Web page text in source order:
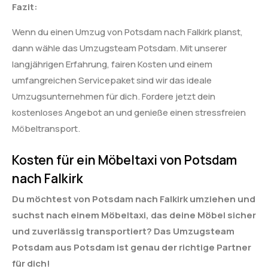
Fazit:
Wenn du einen Umzug von Potsdam nach Falkirk planst,
dann wähle das Umzugsteam Potsdam. Mit unserer
langjährigen Erfahrung, fairen Kosten und einem
umfangreichen Servicepaket sind wir das ideale
Umzugsunternehmen für dich. Fordere jetzt dein
kostenloses Angebot an und genieße einen stressfreien
Möbeltransport.
Kosten für ein Möbeltaxi von Potsdam
nach Falkirk
Du möchtest von Potsdam nach Falkirk umziehen und
suchst nach einem Möbeltaxi, das deine Möbel sicher
und zuverlässig transportiert? Das Umzugsteam
Potsdam aus Potsdam ist genau der richtige Partner
für dich!